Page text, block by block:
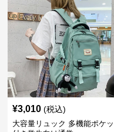
¥3,010 (税込)
大容量リュック 多機能ポケッ